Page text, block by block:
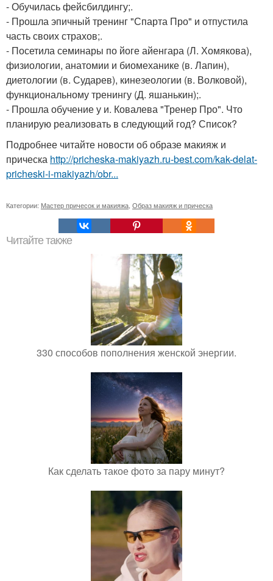
- Обучилась фейсбилдингу;.
- Прошла эпичный тренинг "Спарта Про" и отпустила
часть своих страхов;.
- Посетила семинары по йоге айенгара (Л. Хомякова),
физиологии, анатомии и биомеханике (в. Лапин),
диетологии (в. Сударев), кинезеологии (в. Волковой),
функциональному тренингу (Д. яшанькин);.
- Прошла обучение у и. Ковалева "Тренер Про". Что
планирую реализовать в следующий год? Список?
Подробнее читайте новости об образе макияж и
прическа http://pricheska-makiyazh.ru-best.com/kak-delat-
pricheski-i-makiyazh/obr...
Категории: Мастер причесок и макияжа Образ макияж и прическа
Читайте также
330 способов пополнения женской энергии.
Как сделать такое фото за пару минут?